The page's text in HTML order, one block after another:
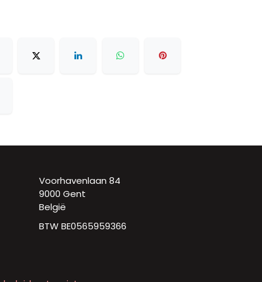
Voorhavenlaan 84
9000 Gent
België
BTW BE0565959366